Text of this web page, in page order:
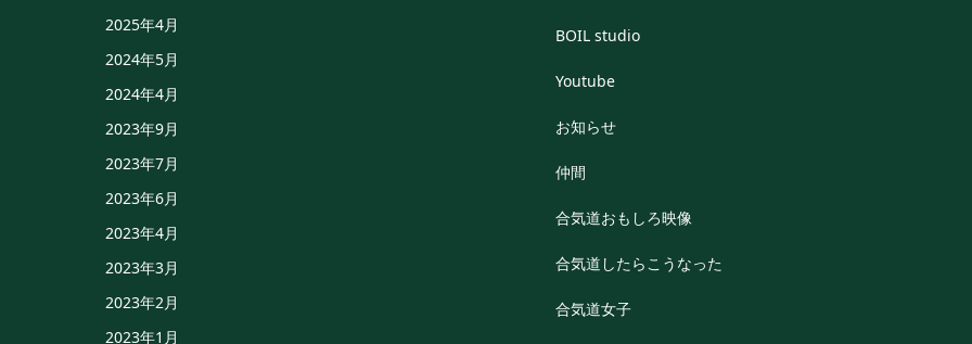
2025年4月
2024年5月
2024年4月
2023年9月
2023年7月
2023年6月
2023年4月
2023年3月
2023年2月
2023年1月
BOIL studio
Youtube
お知らせ
仲間
合気道おもしろ映像
合気道したらこうなった
合気道女子